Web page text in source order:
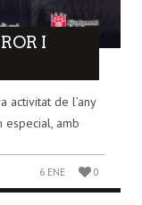
I
activitat de l’any
especial, amb
6 ENE 0